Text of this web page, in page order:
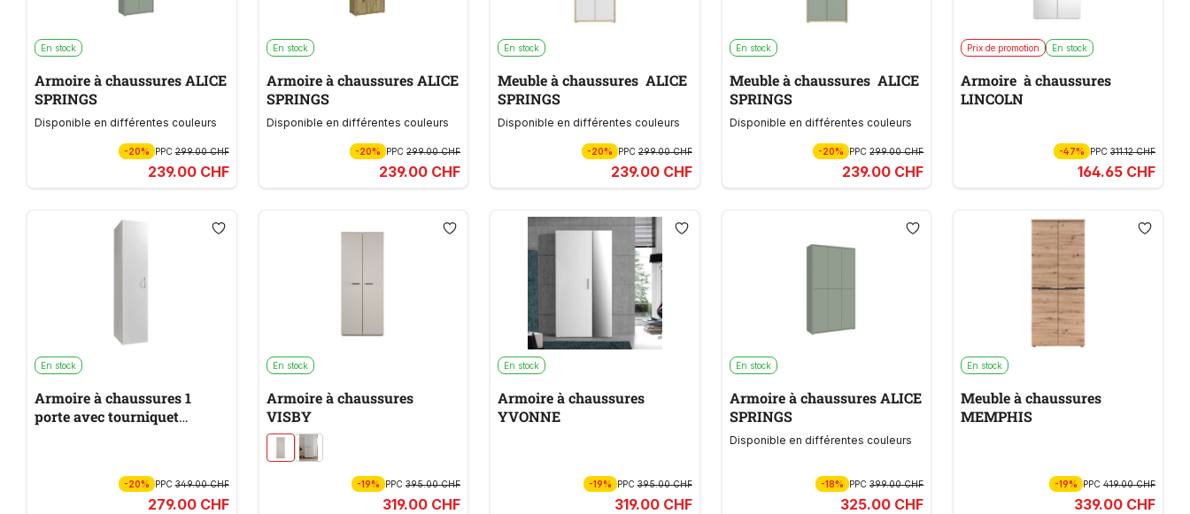
En stock
Armoire à chaussures ALICE
SPRINGS
Disponible en différentes couleurs
-20% PPC299.00 CHF
239.00 CHF
En stock
Armoire à chaussures ALICE
SPRINGS
Disponible en différentes couleurs
-20% PPC299.00 CHF
239.00 CHF
En stock
Meuble à chaussures ALICE
SPRINGS
Disponible en différentes couleurs
-20% PPC299.00 CHF
239.00 CHF
En stock
Meuble à chaussures ALICE
SPRINGS
Disponible en différentes couleurs
-20% PPC299.00 CHF
239.00 CHF
Prix de promotion En stock
Armoire à chaussures
LINCOLN
-47% PPC 311.12 CHF
164.65 CHF
En stock
Armoire à chaussures 1
porte avec tourniquet
-20% PPC349.00 CHF
279.00 CHF
En stock
Armoire à chaussures
VISBY
-19% PPC395.00 CHF
319.00 CHF
En stock
Armoire à chaussures
YVONNE
-19% PPC395.00 CHF
319.00 CHF
En stock
Armoire à chaussures ALICE
SPRINGS
Disponible en différentes couleurs
-18% PPC399.00 CHF
325.00 CHF
En stock
Meuble à chaussures
MEMPHIS
-19% PPC 419.00 CHF
339.00 CHF